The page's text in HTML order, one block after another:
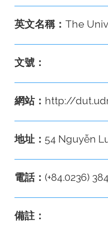
英文名稱： The
文號：
網站： http://
地址： 54 Nguyễn
電話： (+84.0236)
備註：